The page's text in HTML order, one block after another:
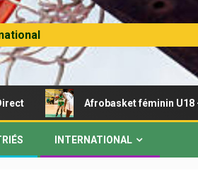
Afrobasket féminin U18 – Le Mali
INTERNATIONAL